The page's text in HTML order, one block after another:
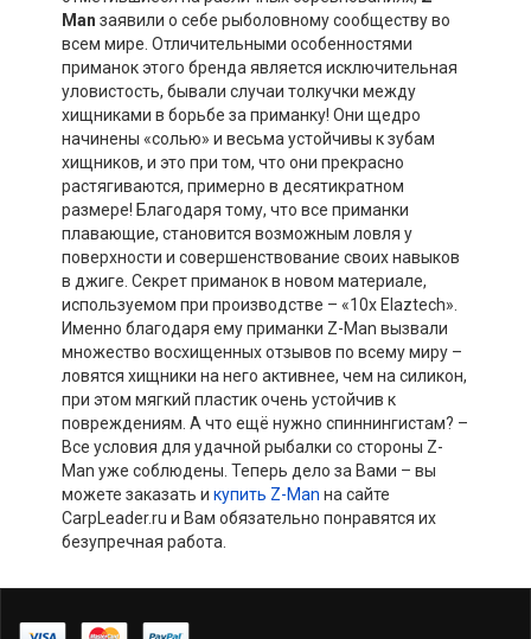
Man заявили о себе рыболовному сообществу во
всем мире. Отличительными особенностями
приманок этого бренда является исключительная
уловистость, бывали случаи толкучки между
хищниками в борьбе за приманку! Они щедро
начинены «солью» и весьма устойчивы к зубам
хищников, и это при том, что они прекрасно
растягиваются, примерно в десятикратном
размере! Благодаря тому, что все приманки
плавающие, становится возможным ловля у
поверхности и совершенствование своих навыков
в джиге. Секрет приманок в новом материале,
используемом при производстве – «10x Elaztech».
Именно благодаря ему приманки Z-Man вызвали
множество восхищенных отзывов по всему миру –
ловятся хищники на него активнее, чем на силикон,
при этом мягкий пластик очень устойчив к
повреждениям. А что ещё нужно спиннингистам? –
Все условия для удачной рыбалки со стороны Z-
Man уже соблюдены. Теперь дело за Вами – вы
можете заказать и купить Z-Man на сайте
CarpLeader.ru и Вам обязательно понравятся их
безупречная работа.